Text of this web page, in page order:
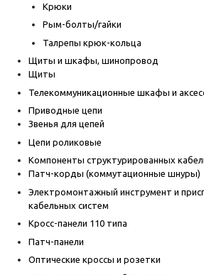
Крюки
Рым-болты/гайки
Талрепы крюк-кольца
Щиты и шкафы, шинопровод
Щиты
Телекоммуникационные шкафы и
Приводные цепи
Звенья для цепей
Цепи роликовые
Компоненты структурированных
Патч-корды (коммутационные шнуры)
Электромонтажный инструмент и
кабельных систем
Кросс-панели 110 типа
Патч-панели
Оптические кроссы и розетки